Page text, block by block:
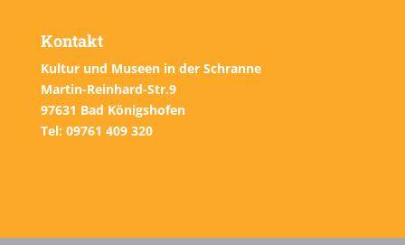
Kontakt
Kultur und Museen in der Schranne
Martin-Reinhard-Str.9
97631 Bad Königshofen
Tel: 09761 409 320